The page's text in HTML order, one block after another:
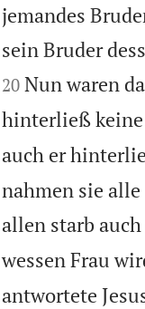
jemandes
sein Bruder
20 Nun waren
hinterließ
auch er
nahmen sie
allen starb
wessen Frau
antwortete